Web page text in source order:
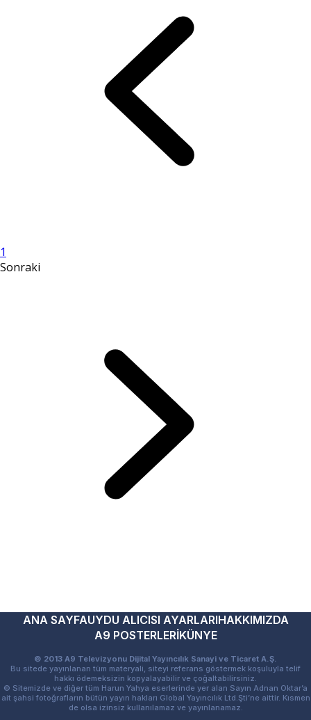
1
Sonraki
ANA SAYFAUYDU ALICISI AYARLARIHAKKIMIZDA
A9 POSTERLERİKÜNYE
© 2013 A9 Televizyonu Dijital Yayıncılık Sanayi ve Ticaret A.Ş.
Bu sitede yayınlanan tüm materyali, siteyi referans göstermek koşuluyla telif
hakkı ödemeksizin kopyalayabilir ve çoğaltabilirsiniz.
© Sitemizde ve diğer tüm Harun Yahya eserlerinde yer alan Sayın Adnan Oktar’a
ait şahsi fotoğrafların bütün yayın hakları Global Yayıncılık Ltd.Şti’ne aittir. Kısmen
de olsa izinsiz kullanılamaz ve yayınlanamaz.